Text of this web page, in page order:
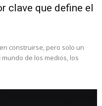
clave que define el
construirse, pero solo un
de los medios, los